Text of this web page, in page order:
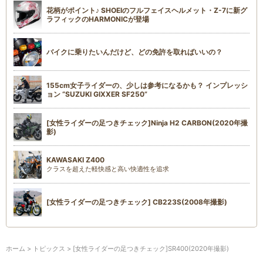
花柄がポイント♪ SHOEIのフルフェイスヘルメット・Z-7に新グ
ラフィックのHARMONICが登場
バイクに乗りたいんだけど、どの免許を取ればいいの？
155cm女子ライダーの、少しは参考になるかも？ インプレッシ
ョン “SUZUKI GIXXER SF250”
[女性ライダーの足つきチェック]Ninja H2 CARBON(2020年撮
影)
KAWASAKI Z400
クラスを超えた軽快感と高い快適性を追求
[女性ライダーの足つきチェック] CB223S(2008年撮影)
ホーム > トピックス > [女性ライダーの足つきチェック]SR400(2020年撮影)